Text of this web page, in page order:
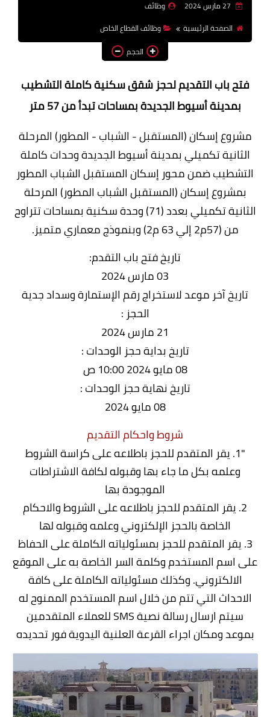
بالجامعات والمعاهد
اخبار
وظائف
الصفحة الرئيسية
وظائف القطاع الخاص
الحجم
فتح باب التقديم لحجز شقق سكنية كاملة التشطيب
بمدينة أسيوط الجديدة بمساحات تبدأ من 57 متر
مشروع إسكان (المستقبل - الشباب - المطور) المرحلة
الثانية تكميلي بمدينة أسيوط الجديدة وحدات كاملة
التشطيب ضمن محور إسكان المستقبل الشباب المطور
بمشروع إسكان (المستقبل الشباب المطور) المرحلة
الثانية تكميلي بعدد (71) وحدة سكنية بمساحات تتراوح
من (57م2 إلي 63 م2) وبنموذج معماري متميز.
تاريخ فتح باب التقدم:
03 مارس 2024
تاريخ آخر موعد لاستخراج رقم الإستمارة وسداد جدية
الحجز :
21 مارس 2024
تاريخ بداية حجز الوحدات :
08 مايو 2024 10:00 ص
تاريخ نهاية حجز الوحدات :
08 مايو 2024
شروط واحكام التقديم
"1. يقر المتقدم للحجز باطلاعه على كراسة الشروط
وعلمه بكل ما جاء بها وقبوله لكافة الاشتراطات
الموجودة بها
2. يقر المتقدم للحجز باطلاعه على الشروط والاحكام
الخاصة بالحجز الإلكتروني وعلمه وقبوله لها
3. يقر المتقدم للحجز بمسئولياته الكاملة على الحفاظ
على اسم المستخدم وكلمة السر الخاصة به على الموقع
الالكتروني. وكذلك مسئولياته الكاملة على كافة
الاحداث التي تتم من خلال اسم المستخدم الممنوح له
سيتم ارسال رسالة نصية SMS للعملاء المتقدمين
بموعد ومكان اجراء القرعة العلنية اليدوية فور تحديده